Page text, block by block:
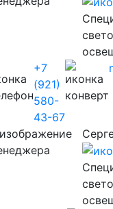
+7
(921)
580-
43-67